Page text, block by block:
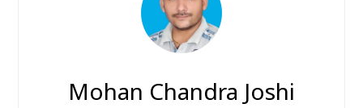
Mohan Chandra Joshi